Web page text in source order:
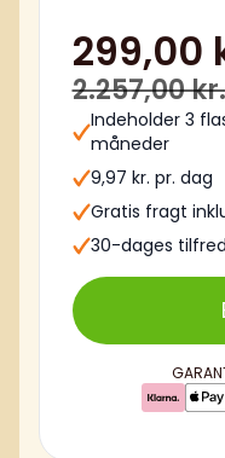
299,00
2.257,00 kr.
Indeholder 3
måneder
9,97 kr. pr. dag
Gratis fragt
30-dages